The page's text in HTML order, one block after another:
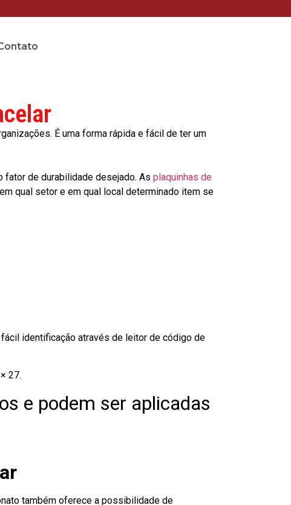
É uma forma rápida e fácil de ter um
fator de durabilidade desejado. As plaquinhas de
qual setor e em qual local determinado item se
identificação através de leitor de código de
27.
e podem ser aplicadas
também oferece a possibilidade de